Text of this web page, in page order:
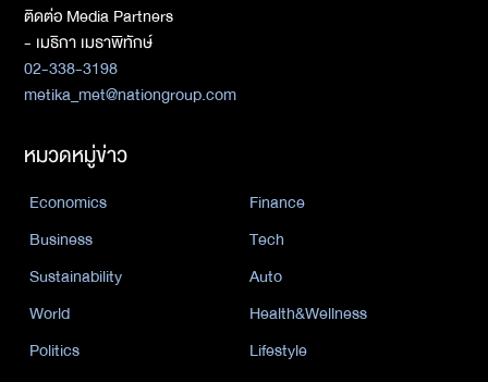
ติดต่อ Media Partners
- เมธิกา เมธาพิทักษ์
02-338-3198
metika_met@nationgroup.com
หมวดหมู่ข่าว
Economics
Finance
Business
Tech
Sustainability
Auto
World
Health&Wellness
Politics
Lifestyle